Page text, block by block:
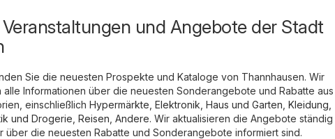
und Angebote der Stadt
Sie die neuesten Prospekte und Kataloge von Thannhausen. Wir
alle Informationen über die neuesten Sonderangebote und Rabatte aus
einschließlich Hypermärkte Elektronik Haus und Garten Kleidung,
und Drogerie Reisen Andere. Wir aktualisieren die Angebote ständig
über die neuesten Rabatte und Sonderangebote informiert sind.